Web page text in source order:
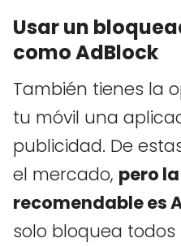
Usar un
como AdBlock
También tienes la
tu móvil una
publicidad. De
el mercado, pero
recomendable es
solo bloquea todos